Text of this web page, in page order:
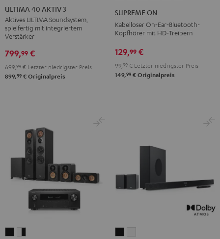
40
AKTIV
3
Schwarz
40
AKTIV
3
Weiß
ULTIMA 40 AKTIV 3
Aktives ULTIMA Soundsystem,
spielfertig mit integriertem
Verstärker
799,99 €
699, 99 € Letzter niedrigster Preis
899,99 € Originalpreis
GreenGrayBlackGoldWhiteBlue
SUPREME ON
Kabelloser On‑Ear‑Bluetooth-
Kopfhörer mit HD‑Treibern
129,99 €
99, 99 € Letzter niedrigster Preis
149,99 € Originalpreis